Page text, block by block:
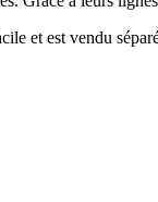
et est vendu